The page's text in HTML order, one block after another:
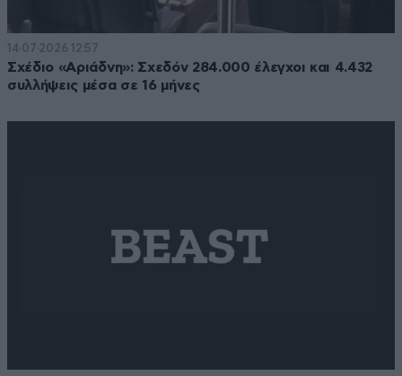
14·07·2026 12:57
Σχέδιο «Αριάδνη»: Σχεδόν 284.000 έλεγχοι και 4.432
συλλήψεις μέσα σε 16 μήνες